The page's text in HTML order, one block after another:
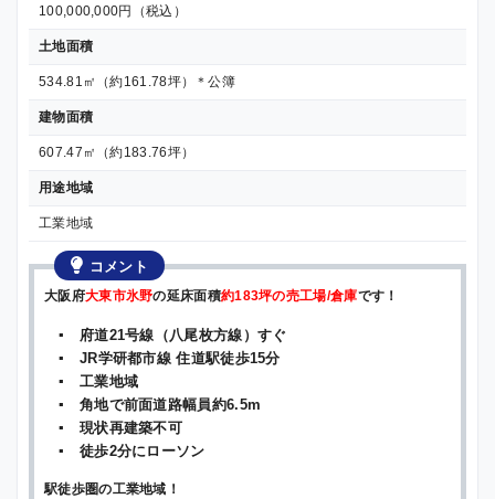
100,000,000円（税込）
土地面積
534.81㎡（約161.78坪）＊公簿
建物面積
607.47㎡（約183.76坪）
用途地域
工業地域
コメント
大阪府大東市氷野の延床面積約183坪の売工場/倉庫です！
▪ 府道21号線（八尾枚方線）すぐ
▪ JR学研都市線 住道駅徒歩15分
▪ 工業地域
▪ 角地で前面道路幅員約6.5m
▪ 現状再建築不可
▪ 徒歩2分にローソン
駅徒歩圏の工業地域！